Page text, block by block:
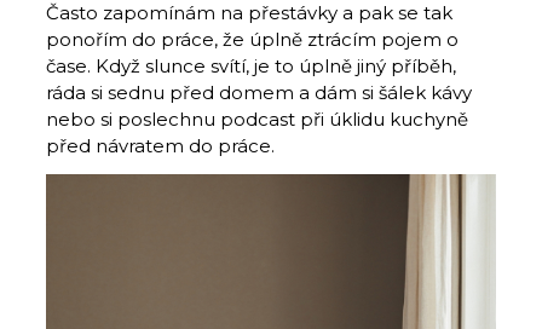
Často zapomínám na přestávky a pak se tak
ponořím do práce, že úplně ztrácím pojem o
čase. Když slunce svítí, je to úplně jiný příběh,
ráda si sednu před domem a dám si šálek kávy
nebo si poslechnu podcast při úklidu kuchyně
před návratem do práce.